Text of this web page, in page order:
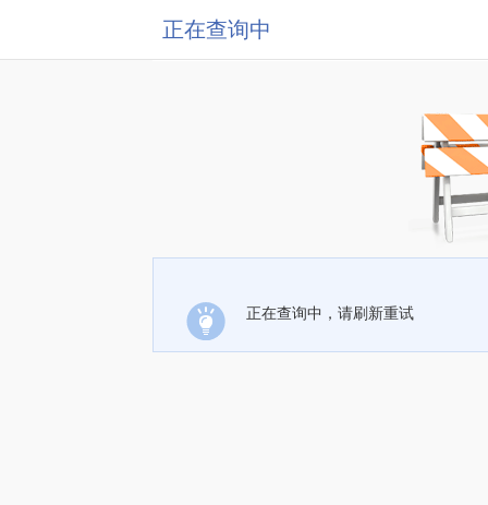
正在查询中
正在查询中，请刷新重试